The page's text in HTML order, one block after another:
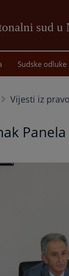
sud u
Sudske odluke
Vijesti iz